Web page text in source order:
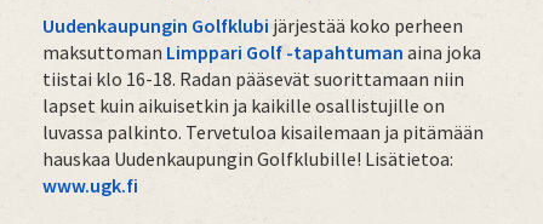
Uudenkaupungin Golfklubi järjestää koko perheen
maksuttoman Limppari Golf -tapahtuman aina joka
tiistai klo 16-18. Radan pääsevät suorittamaan niin
lapset kuin aikuisetkin ja kaikille osallistujille on
luvassa palkinto. Tervetuloa kisailemaan ja pitämään
hauskaa Uudenkaupungin Golfklubille! Lisätietoa:
www.ugk.fi